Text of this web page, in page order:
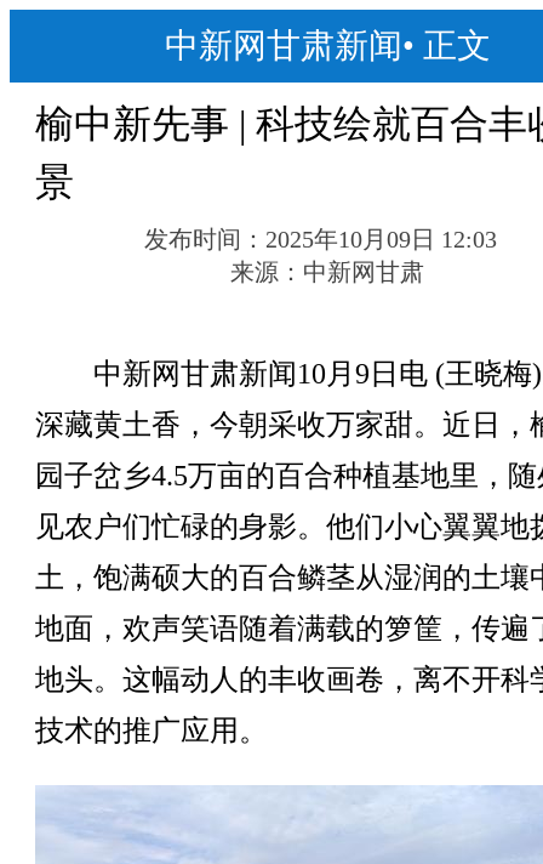
中新网甘肃新闻• 正文
榆中新先事 | 科技绘就百合丰
景
发布时间： 2025年10月09日 12:03
来源： 中新网甘肃
中新网甘肃新闻10月9日电 (王晓梅
深藏黄土香，今朝采收万家甜。近日，
园子岔乡4.5万亩的百合种植基地里，
见农户们忙碌的身影。他们小心翼翼地
土，饱满硕大的百合鳞茎从湿润的土壤
地面，欢声笑语随着满载的箩筐，传遍
地头。这幅动人的丰收画卷，离不开科
技术的推广应用。